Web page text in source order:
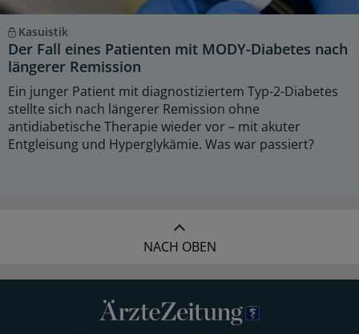
Kasuistik
Der Fall eines Patienten mit MODY-Diabetes nach
längerer Remission
Ein junger Patient mit diagnostiziertem Typ-2-Diabetes
stellte sich nach längerer Remission ohne
antidiabetische Therapie wieder vor – mit akuter
Entgleisung und Hyperglykämie. Was war passiert?
NACH OBEN